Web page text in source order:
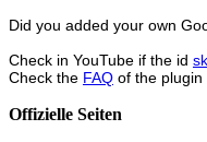
Did you added your own
Check in YouTube if the id
Check the FAQ of the
Offizielle Seiten